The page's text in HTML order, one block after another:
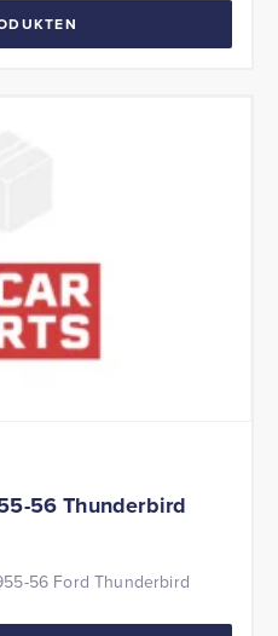
56 Thunderbird
56 Ford Thunderbird